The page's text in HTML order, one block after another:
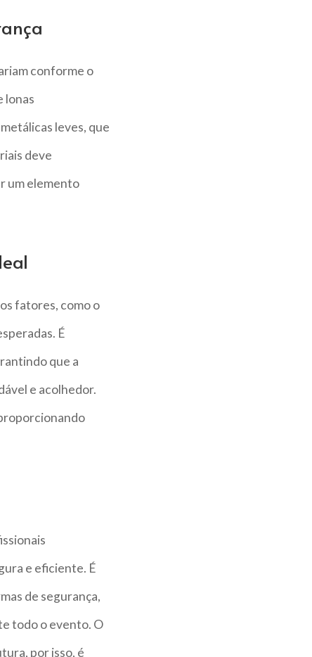
conforme o
lonas
leves, que
deve
um elemento
fatores, como o
É
que a
e acolhedor.
e eficiente. É
de segurança,
todo o evento. O
por isso, é